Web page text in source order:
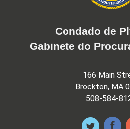
Condado de
Gabinete do
166 Main
Brockton, MA
508-584-